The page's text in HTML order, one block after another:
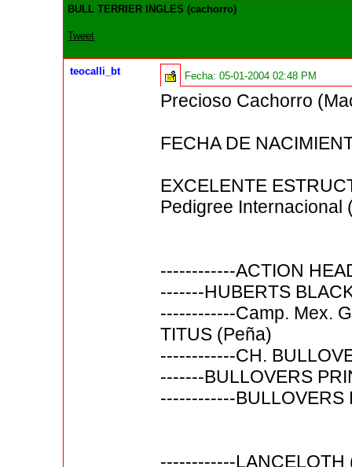
BULL TERRIER INGLES (cachorro)
Tweet
teocalli_bt Fecha:05-01-2004 02:48 PM
Precioso Cachorro
FECHA DE
EXCELENTE
Pedigree Internacional
------------ACTION
-------HUBERTS
------------Camp. Mex.
TITUS (Peña)
------------CH.
-------BULLOVERS
------------BULLOVERS
------------LANCELOTH